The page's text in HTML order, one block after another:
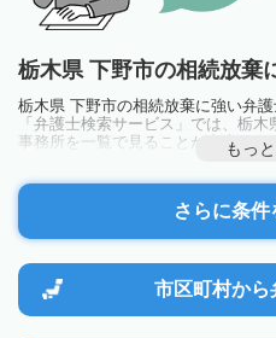
栃木県 下野市の相続放棄
栃木県 下野市の相続放棄に強い弁
「弁護士検索サービス」では、栃
事務所を一覧で見ることが出来ま
いる方は一度近隣の弁護士に相談し
もっ
さらに条
市区町村から